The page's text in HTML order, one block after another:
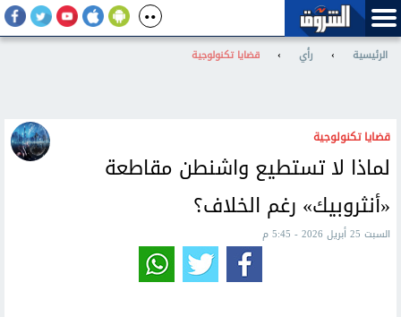
الرئيسية › رأي › قضايا تكنولوجية
قضايا تكنولوجية
لماذا لا تستطيع واشنطن مقاطعة
«أنثروبيك» رغم الخلاف؟
السبت 25 أبريل 2026 - 5:45 م